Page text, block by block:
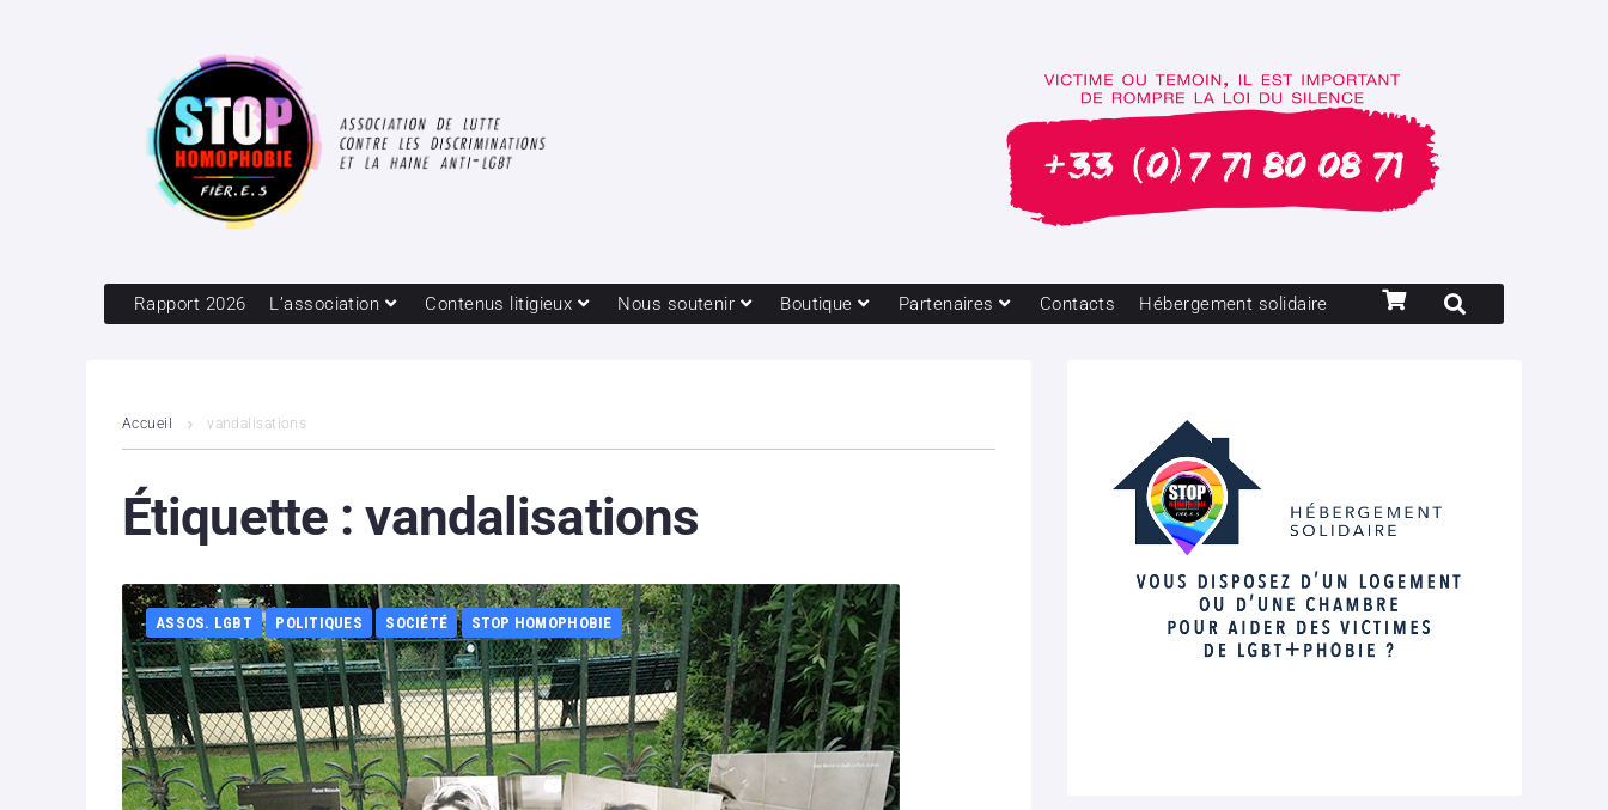
Rapport 2026 L’association Contenus litigieux Nous soutenir Boutique Partenaires Contacts Hébergement solidaire
Accueil vandalisations
Étiquette :vandalisations
ASSOS. LGBT POLITIQUES SOCIÉTÉ STOP HOMOPHOBIE